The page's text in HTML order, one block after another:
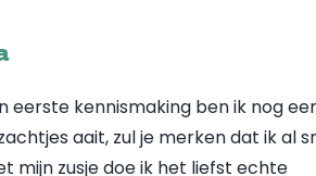
eerste kennismaking ben ik nog
aait, zul je merken dat ik al
mijn zusje doe ik het liefst echte